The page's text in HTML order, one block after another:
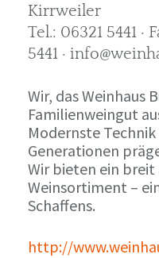
Kirrweiler
Tel.: 06321 5441 ·
5441 ·
Wir, das Weinhaus
Familienweingut
Modernste
Generationen
Wir bieten ein
Weinsortiment –
Schaffens.
http://